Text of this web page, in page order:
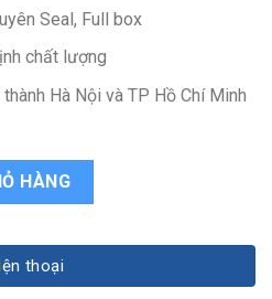
Seal, Full box
chất lượng
Hà Nội và TP Hồ Chí Minh
MD101 quantity
HÀNG
thoại